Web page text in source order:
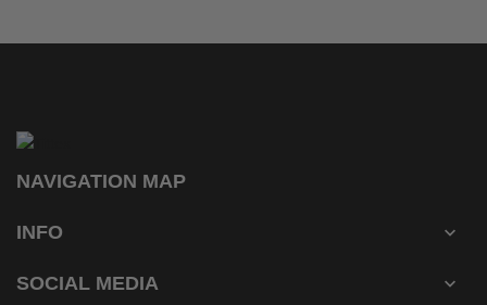
NAVIGATION MAP
INFO 
SOCIAL MEDIA 